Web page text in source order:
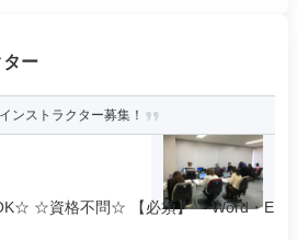
ー
ンストラクター募集！
☆資格不問☆ 【必須】 ・Word・E